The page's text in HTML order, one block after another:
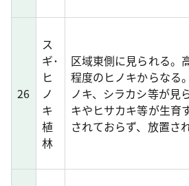
26
ス
ギ･
ヒ
ノ
キ
植
林
区域東側に見られる。
程度のヒノキからなる
ノキ、シラカシ等が見
キやヒサカキ等が生育
されておらず、放置さ